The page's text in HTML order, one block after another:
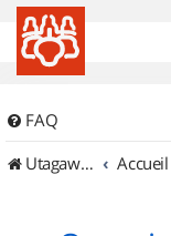
FAQ
UtagawaVTT (Randos VTT et VTTAE avec traces GPS)